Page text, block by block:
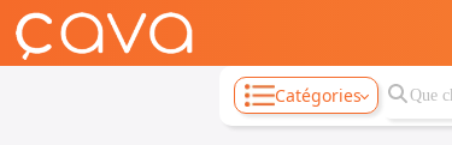
Catégories